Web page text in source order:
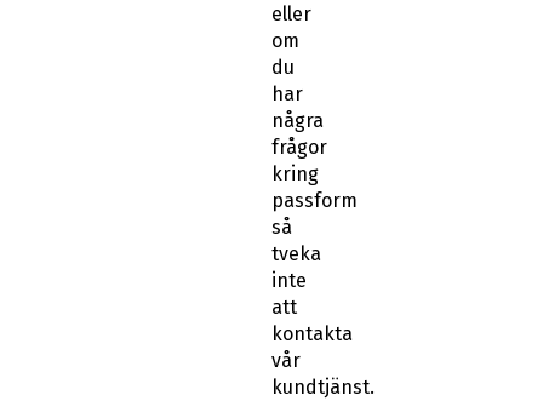
eller
om
du
har
några
frågor
kring
passform
så
tveka
inte
att
kontakta
vår
kundtjänst.